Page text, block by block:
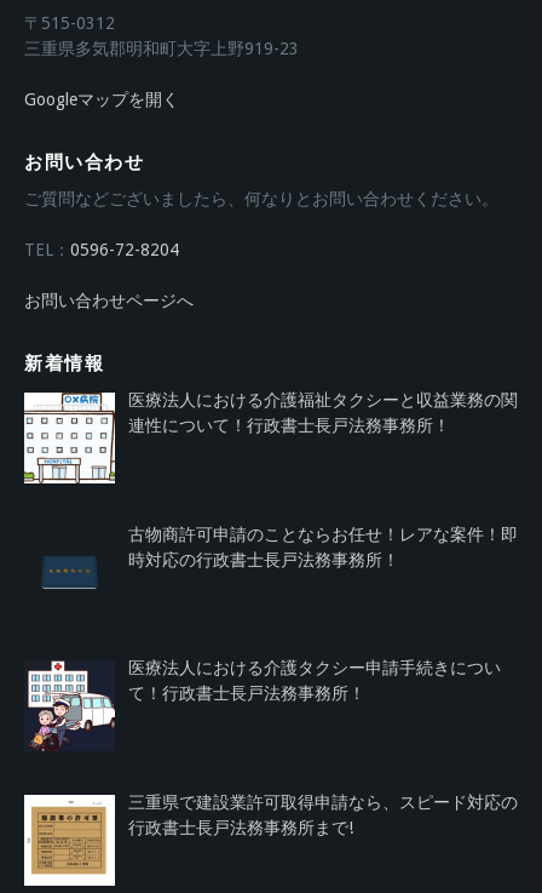
〒515-0312
三重県多気郡明和町大字上野919-23
Googleマップを開く
お問い合わせ
ご質問などございましたら、何なりとお問い合わせください。
TEL： 0596-72-8204
お問い合わせページへ
新着情報
医療法人における介護福祉タクシーと収益業務の関
連性について！行政書士長戸法務事務所！
古物商許可申請のことならお任せ！レアな案件！即
時対応の行政書士長戸法務事務所！
医療法人における介護タクシー申請手続きについ
て！行政書士長戸法務事務所！
三重県で建設業許可取得申請なら、スピード対応の
行政書士長戸法務事務所まで!